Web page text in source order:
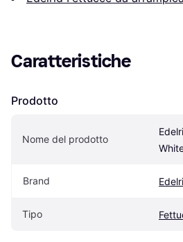
Caratteristiche
Prodotto
Nome del prodotto
Brand
Tipo